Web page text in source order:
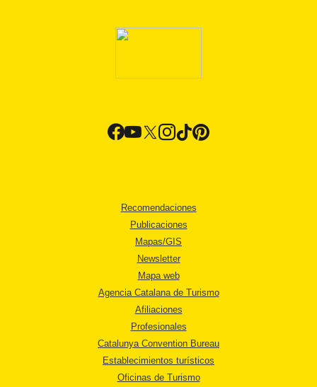
Recomendaciones
Publicaciones
Mapas/GIS
Newsletter
Mapa web
Agencia Catalana de Turismo
Afiliaciones
Profesionales
Catalunya Convention Bureau
Establecimientos turísticos
Oficinas de Turismo